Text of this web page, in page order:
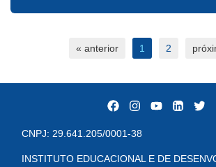
« anterior 1 2
CNPJ: 29.641.205/0001-38
INSTITUTO EDUCACIONAL E DE